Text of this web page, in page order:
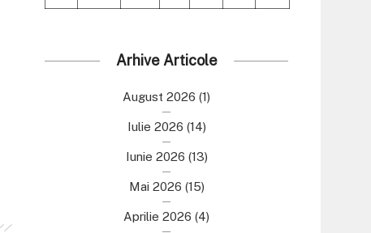
Arhive Articole
August 2026 (1)
Iulie 2026 (14)
Iunie 2026 (13)
Mai 2026 (15)
Aprilie 2026 (4)